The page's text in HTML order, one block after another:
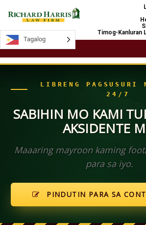
Timog-Kanluran
LIBRENG PAGSUSURI
24/7
SABIHIN MO KAMI
AKSIDENTE
Maaaring mayroon kaming
para sa iyo.
PINDUTIN PARA SA
Tagalog
Tagalog